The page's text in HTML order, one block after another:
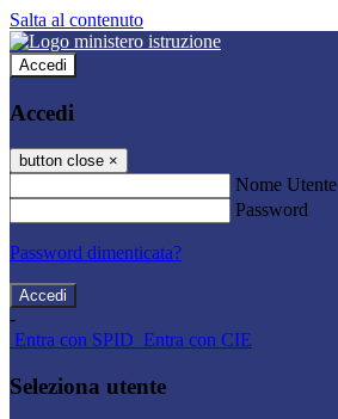
Salta al contenuto
Accedi
Accedi
button close ×
Nome Utente
Password
Password dimenticata?
-
Entra con SPID Entra con CIE
Seleziona utente